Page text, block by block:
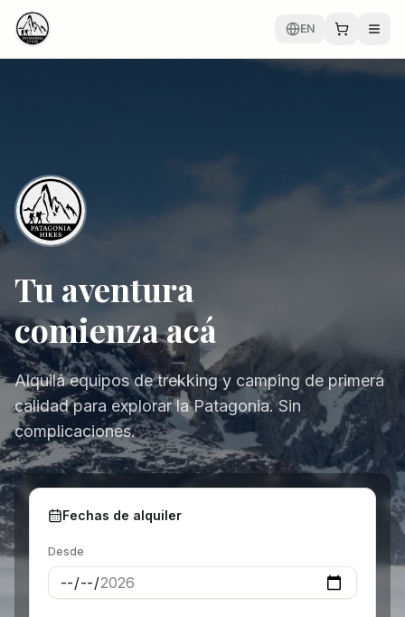
EN
Tu aventura
comienza acá
Alquilá equipos de trekking y camping de primera
calidad para explorar la Patagonia. Sin
complicaciones.
Fechas de alquiler
Desde